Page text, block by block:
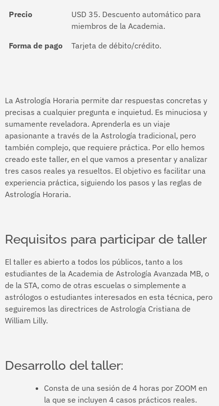
Precio
USD 35. Descuento automático para
miembros de la Academia.
Forma de pago
Tarjeta de débito/crédito.
La Astrología Horaria permite dar respuestas concretas y
precisas a cualquier pregunta e inquietud. Es minuciosa y
sumamente reveladora. Aprenderla es un viaje
apasionante a través de la Astrología tradicional, pero
también complejo, que requiere práctica. Por ello hemos
creado este taller, en el que vamos a presentar y analizar
tres casos reales ya resueltos. El objetivo es facilitar una
experiencia práctica, siguiendo los pasos y las reglas de
Astrología Horaria.
Requisitos para participar de taller
El taller es abierto a todos los públicos, tanto a los
estudiantes de la Academia de Astrología Avanzada MB, o
de la STA, como de otras escuelas o simplemente a
astrólogos o estudiantes interesados en esta técnica, pero
seguiremos las directrices de Astrología Cristiana de
William Lilly.
Desarrollo del taller:
Consta de una sesión de 4 horas por ZOOM en
la que se incluyen 4 casos prácticos reales.